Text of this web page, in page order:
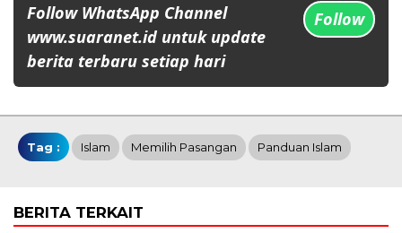
Follow WhatsApp Channel
www.suaranet.id untuk update
berita terbaru setiap hari
Follow
Tag : Islam Memilih Pasangan Panduan Islam
BERITA TERKAIT